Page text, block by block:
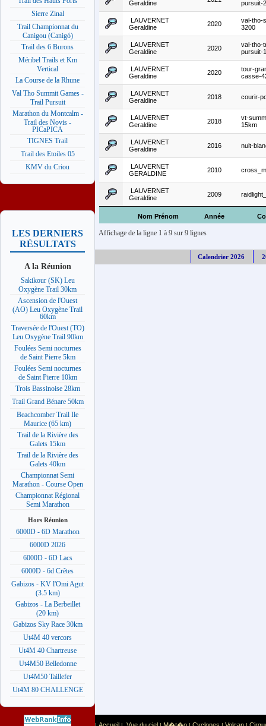
Sierre Zinal
Trail Championnat du
Canigou (Canigó)
Trail des 6 Burons
Méribel Trails et Km
Vertical
La Course de la Rhune
Val Tho Summit Games -
Trail Pursuit
Marathon du Montcalm -
Trail des Novis -
PICaPICA
TIGNES Trail
Trail des Etoiles 05
KMV du Criou
LES DERNIERS
RÉSULTATS
A la Réunion
Sakikour (SK) Leu
Oxygène Trail 30km
Ascension de l'Ouest
(AO) Leu Oxygène Trail
60km
Traversée de l'Ouest (TO)
Leu Oxygène Trail 90km
Foulées Semi nocturnes
de Saint Pierre 5km
Foulées Semi nocturnes
de Saint Pierre 10km
Trois Bassinoise 28km
Trail Grand Bénare 50km
Beachcomber Trail Ile
Maurice (65 km)
Trail de la Rivière des
Galets 15km
Trail de la Rivière des
Galets 40km
Championnat Semi
Marathon - Course Open
Championnat Régional
Semi Marathon
Hors Réunion
6000D - 6D Marathon
6000D 2026
6000D - 6D Lacs
6000D - 6d Crêtes
Gabizos - KV l'Omi Agut
(3.5 km)
Gabizos - La Berbeillet
(20 km)
Gabizos Sky Race 30km
Ut4M 40 vercors
Ut4M 40 Chartreuse
Ut4M50 Belledonne
Ut4M50 Taillefer
Ut4M 80 CHALLENGE
Nom Prénom Année
Geraldine
pursuit-
LAUVERNET
Geraldine
2020
val-tho-
3200
LAUVERNET
Geraldine
2020
val-tho-
pursuit-
LAUVERNET
Geraldine
2020
tour-
casse-
LAUVERNET
Geraldine
2018 courir-
LAUVERNET
Geraldine
2018
vt-
15km
LAUVERNET
Geraldine
2016 nuit-
LAUVERNET
GERALDINE
2010
LAUVERNET
Geraldine
2009
Affichage de la ligne 1 à 9 sur 9 lignes
Calendrier 2026